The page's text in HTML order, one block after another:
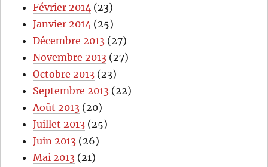
Février 2014 (23)
Janvier 2014 (25)
Décembre 2013 (27)
Novembre 2013 (27)
Octobre 2013 (23)
Septembre 2013 (22)
Août 2013 (20)
Juillet 2013 (25)
Juin 2013 (26)
Mai 2013 (21)